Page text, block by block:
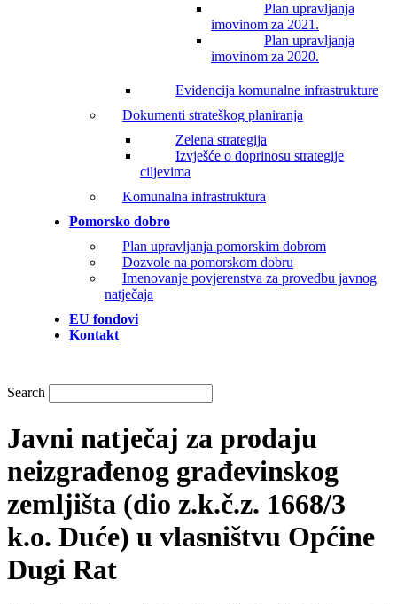
Plan upravljanja
imovinom za 2021.
Plan upravljanja
imovinom za 2020.
Evidencija komunalne infrastrukture
Dokumenti strateškog planiranja
Zelena strategija
Izvješće o doprinosu strategije
ciljevima
Komunalna infrastruktura
Pomorsko dobro
Plan upravljanja pomorskim dobrom
Dozvole na pomorskom dobru
Imenovanje povjerenstva za provedbu javnog
natječaja
EU fondovi
Kontakt
Search
Javni natječaj za prodaju
neizgrađenog građevinskog
zemljišta (dio z.k.č.z. 1668/3
k.o. Duće) u vlasništvu Općine
Dugi Rat